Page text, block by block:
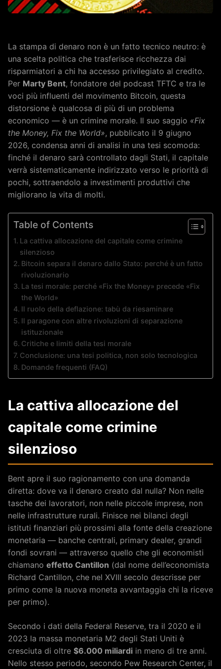
La stampa di denaro non è un fatto tecnico neutro: è
una scelta politica che trasferisce ricchezza dai
risparmiatori a chi ha accesso privilegiato al credito.
Per Marty Bent, fondatore del podcast TFTC e tra le
voci più influenti del movimento Bitcoin, questa
distorsione è qualcosa di più di un problema
economico — è un crimine morale. Il suo saggio «Fix
the Money, Fix the World», pubblicato il 9 giugno
2026, condensa anni di analisi in una tesi scomoda:
finché il denaro sarà controllato dagli Stati, il capitale
verrà sistematicamente indirizzato verso le priorità di
pochi, sottraendolo a investimenti produttivi che
migliorano la vita di molti.
Table of Contents
La cattiva allocazione del capitale come crimine
silenzioso
Bitcoin separa il denaro dallo Stato: perché è un fatto
rivoluzionario
La tesi morale: perché «Fix the Money» precede «Fix
the World»
Il ruolo della deflazione: tabù da riesaminare
Il paragone con altre rivoluzioni di separazione
istituzionale
Critiche e limiti della tesi morale
Conclusione: una tesi politica, non solo tecnologica
Domande frequenti (FAQ)
La cattiva allocazione del
capitale come crimine
silenzioso
Bent apre il suo ragionamento con una domanda
diretta: dove va il denaro creato dal nulla? Non nelle
tasche dei lavoratori, non nelle piccole imprese, non
nelle infrastrutture rurali. Finisce nei bilanci degli
istituti finanziari più prossimi alla fonte della creazione
monetaria — banche centrali, primary dealer, grandi
fondi sovrani — attraverso quello che gli economisti
chiamano effetto Cantillon (dal nome dell’economista
Richard Cantillon, che nel XVIII secolo descrisse per
primo come la nuova moneta avvantaggia chi la riceve
per primo).
Secondo i dati della Federal Reserve, tra il 2020 e il
2023 la massa monetaria M2 degli Stati Uniti è
cresciuta di oltre $6.000 miliardi in meno di tre anni.
Nello stesso periodo, secondo Pew Research Center, il